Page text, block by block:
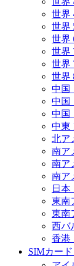
世界
世界
世界
世界
世界
世界
中国
中国
中国
中東
北ア
南ア
南ア
南ア
日本
東南
東南
西バ
香港
SIMカー